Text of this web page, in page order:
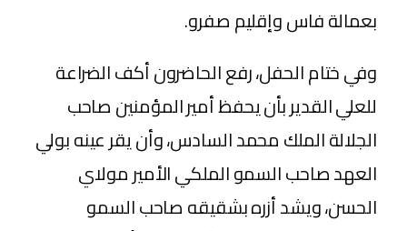
بعمالة فاس وإقليم صفرو.
وفي ختام الحفل، رفع الحاضرون أكف الضراعة
للعلي القدير بأن يحفظ أمير المؤمنين صاحب
الجلالة الملك محمد السادس، وأن يقر عينه بولي
العهد صاحب السمو الملكي الأمير مولاي
الحسن، ويشد أزره بشقيقه صاحب السمو